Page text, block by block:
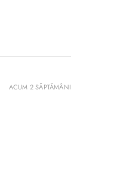
ACUM 2 SĂPTĂMÂNI